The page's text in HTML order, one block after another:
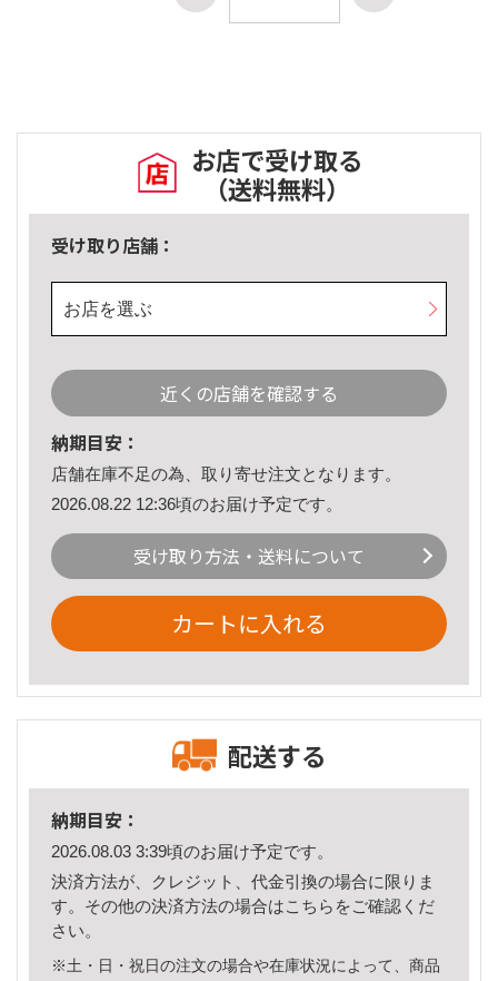
お店で受け取る
（送料無料）
受け取り店舗：
お店を選ぶ
近くの店舗を確認する
納期目安：
店舗在庫不足の為、取り寄せ注文となります。
2026.08.22 12:36頃のお届け予定です。
受け取り方法・送料について
カートに入れる
配送する
納期目安：
2026.08.03 3:39頃のお届け予定です。
決済方法が、クレジット、代金引換の場合に限りま
す。その他の決済方法の場合はこちら をご確認くだ
さい。
※土・日・祝日の注文の場合や在庫状況によって、商品